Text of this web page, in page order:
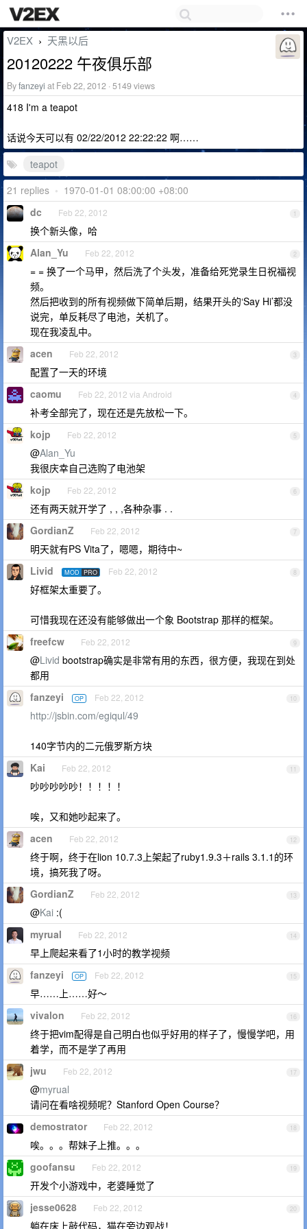
V2EX › 天黑以后
20120222 午夜俱乐部
Byfanzeyi at Feb 22, 2012 · 5149 views
418 I'm a teapot
话说今天可以有 02/22/2012 22:22:22 啊……
teapot
21 replies • 1970-01-01 08:00:00 +08:00
1
dc Feb 22, 2012
换个新头像，哈
2
Alan_Yu Feb 22, 2012
= = 换了一个马甲，然后洗了个头发，准备给死党录生日祝福视
频。
然后把收到的所有视频做下简单后期，结果开头的‘Say Hi’都没
说完，单反耗尽了电池，关机了。
现在我凌乱中。
3
acen Feb 22, 2012
配置了一天的环境
4
caomu Feb 22, 2012 via Android
补考全部完了，现在还是先放松一下。
5
kojp Feb 22, 2012
@Alan_Yu
我很庆幸自己选购了电池架
6
kojp Feb 22, 2012
还有两天就开学了 , , ,各种杂事 . .
7
GordianZ Feb 22, 2012
明天就有PS Vita了，嗯嗯，期待中~
8
Livid MOD PRO Feb 22, 2012
好框架太重要了。
可惜我现在还没有能够做出一个象 Bootstrap 那样的框架。
9
freefcw Feb 22, 2012
@Livid bootstrap确实是非常有用的东西，很方便，我现在到处
都用
10
fanzeyi OP Feb 22, 2012
http://jsbin.com/egiqul/49
140字节内的二元俄罗斯方块
11
Kai Feb 22, 2012
吵吵吵吵吵！！！！！
唉，又和她吵起来了。
12
acen Feb 22, 2012
终于啊，终于在lion 10.7.3上架起了ruby1.9.3＋rails 3.1.1的环
境，搞死我了呀。
13
GordianZ Feb 22, 2012
@Kai :(
14
myrual Feb 22, 2012
早上爬起来看了1小时的教学视频
15
fanzeyi OP Feb 22, 2012
早……上……好～
16
vivalon Feb 22, 2012
终于把vim配得是自己明白也似乎好用的样子了，慢慢学吧，用
着学，而不是学了再用
17
jwu Feb 22, 2012
@myrual
请问在看啥视频呢？Stanford Open Course？
18
demostrator Feb 22, 2012
唉。。。帮妹子上推。。。
19
goofansu Feb 22, 2012
开发个小游戏中，老婆睡觉了
20
jesse0628 Feb 22, 2012
躺在床上敲代码，猫在旁边观战！